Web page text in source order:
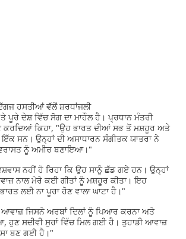
ਹਸਤੀਆਂ ਵੱਲੋਂ ਸ਼ਰਧਾਂਜਲੀ
ਪੂਰੇ ਦੇਸ਼ ਵਿੱਚ ਸੋਗ ਦਾ ਮਾਹੌਲ ਹੈ। ਪ੍ਰਧਾਨ ਮੰਤਰੀ
ਕਰਦਿਆਂ ਕਿਹਾ, "ਉਹ ਭਾਰਤ ਦੀਆਂ ਸਭ ਤੋਂ ਮਸ਼ਹੂਰ ਅਤੇ
ਸਨ। ਉਨ੍ਹਾਂ ਦੀ ਅਸਾਧਾਰਨ ਸੰਗੀਤਕ ਯਾਤਰਾ ਨੇ
ਨੂੰ ਅਮੀਰ ਬਣਾਇਆ।"
ਨਹੀਂ ਹੋ ਰਿਹਾ ਕਿ ਉਹ ਸਾਨੂੰ ਛੱਡ ਗਏ ਹਨ। ਉਨ੍ਹਾਂ
ਨਾਲ ਮੇਰੇ ਕਈ ਗੀਤਾਂ ਨੂੰ ਮਸ਼ਹੂਰ ਕੀਤਾ। ਇਹ
ਲਈ ਨਾ ਪੂਰਾ ਹੋਣ ਵਾਲਾ ਘਾਟਾ ਹੈ।"
ਜਿਸਨੇ ਅਰਬਾਂ ਦਿਲਾਂ ਨੂੰ ਪਿਆਰ ਕਰਨਾ ਅਤੇ
ਹੁਣ ਸਦੀਵੀ ਸੁਰਾਂ ਵਿੱਚ ਮਿਲ ਗਈ ਹੈ। ਤੁਹਾਡੀ ਆਵਾਜ਼
ਬਣ ਗਈ ਹੈ।"